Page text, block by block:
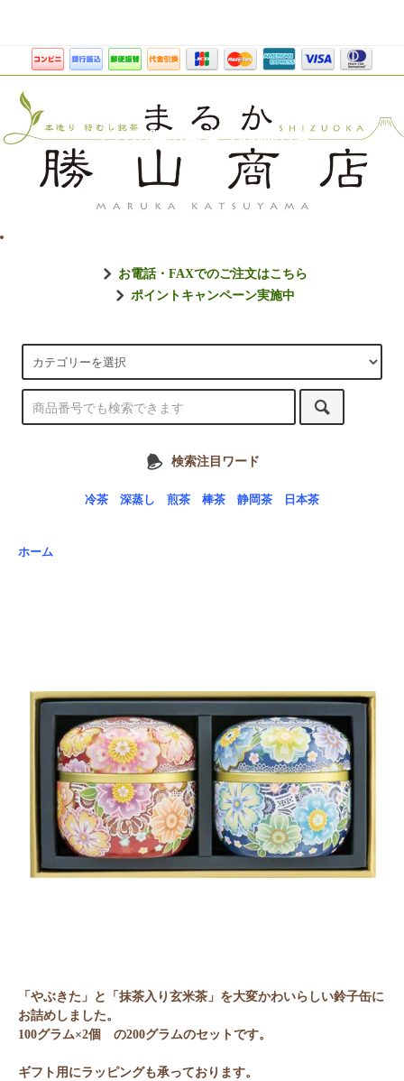
まるか勝山商店【静岡のお
お電話・FAXでのご注文はこちら
ポイントキャンペーン実施中
検索注目ワード
冷茶 深蒸し 煎茶 棒茶 静岡茶 日本茶
ホーム
「やぶきた」と「抹茶入り玄米茶」を大変かわいらしい鈴子缶に
お詰めしました。
100グラム×2個 の200グラムのセットです。
ギフト用にラッピングも承っております。